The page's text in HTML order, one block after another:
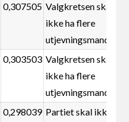
0,307505 Valgkretsen skal
ikke ha flere
utjevningsmandater
0,303503 Valgkretsen skal
ikke ha flere
utjevningsmandater
0,298039 Partiet skal ikke ha